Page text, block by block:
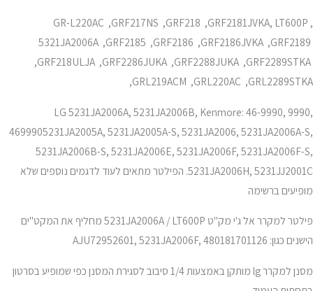
GR-L220AC ,GRF217NS ,GRF218 ,GRF2181JVKA, LT600P ,
5321JA2006A ,GRF2185 ,GRF2186 ,GRF2186JVKA ,GRF2189
,GRF218ULJA ,GRF2286JUKA ,GRF2288JUKA ,GRF2289STKA
,GRL219ACM ,GRL220AC ,GRL2289STKA
LG 5231JA2006A, 5231JA2006B, Kenmore: 46-9990, 9990,
4699905231JA2005A, 5231JA2005A-S, 5231JA2006, 5231JA2006A-S,
5231JA2006B-S, 5231JA2006E, 5231JA2006F, 5231JA2006F-S,
5231JA2006H, 5231JJ2001C. הפילטר מתאים לעוד לדגמים נוספים שלא
מופיעים ברשימה
פילטר למקרר אל ג'י מק"ט 5231JA2006A / LT600P מחליף את המקט"ים
הישנים כגון: AJU72952601, 5231JA2006F, 480181701126
מסנן למקרר lg מותקן באמצעות 1/4 סיבוב לסגירת המסנן כפי שמופיע בסרטון